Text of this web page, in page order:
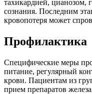
тахикардией,
сознания. Последним
кровопотеря может
Профилактика
Специфические меры
питание, регулярный
крови. Пациентам из
прием препаратов